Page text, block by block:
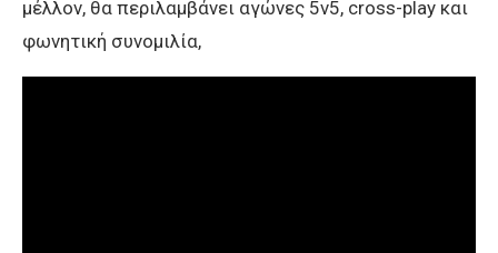
μέλλον, θα περιλαμβάνει αγώνες 5v5, cross-play και
φωνητική συνομιλία,